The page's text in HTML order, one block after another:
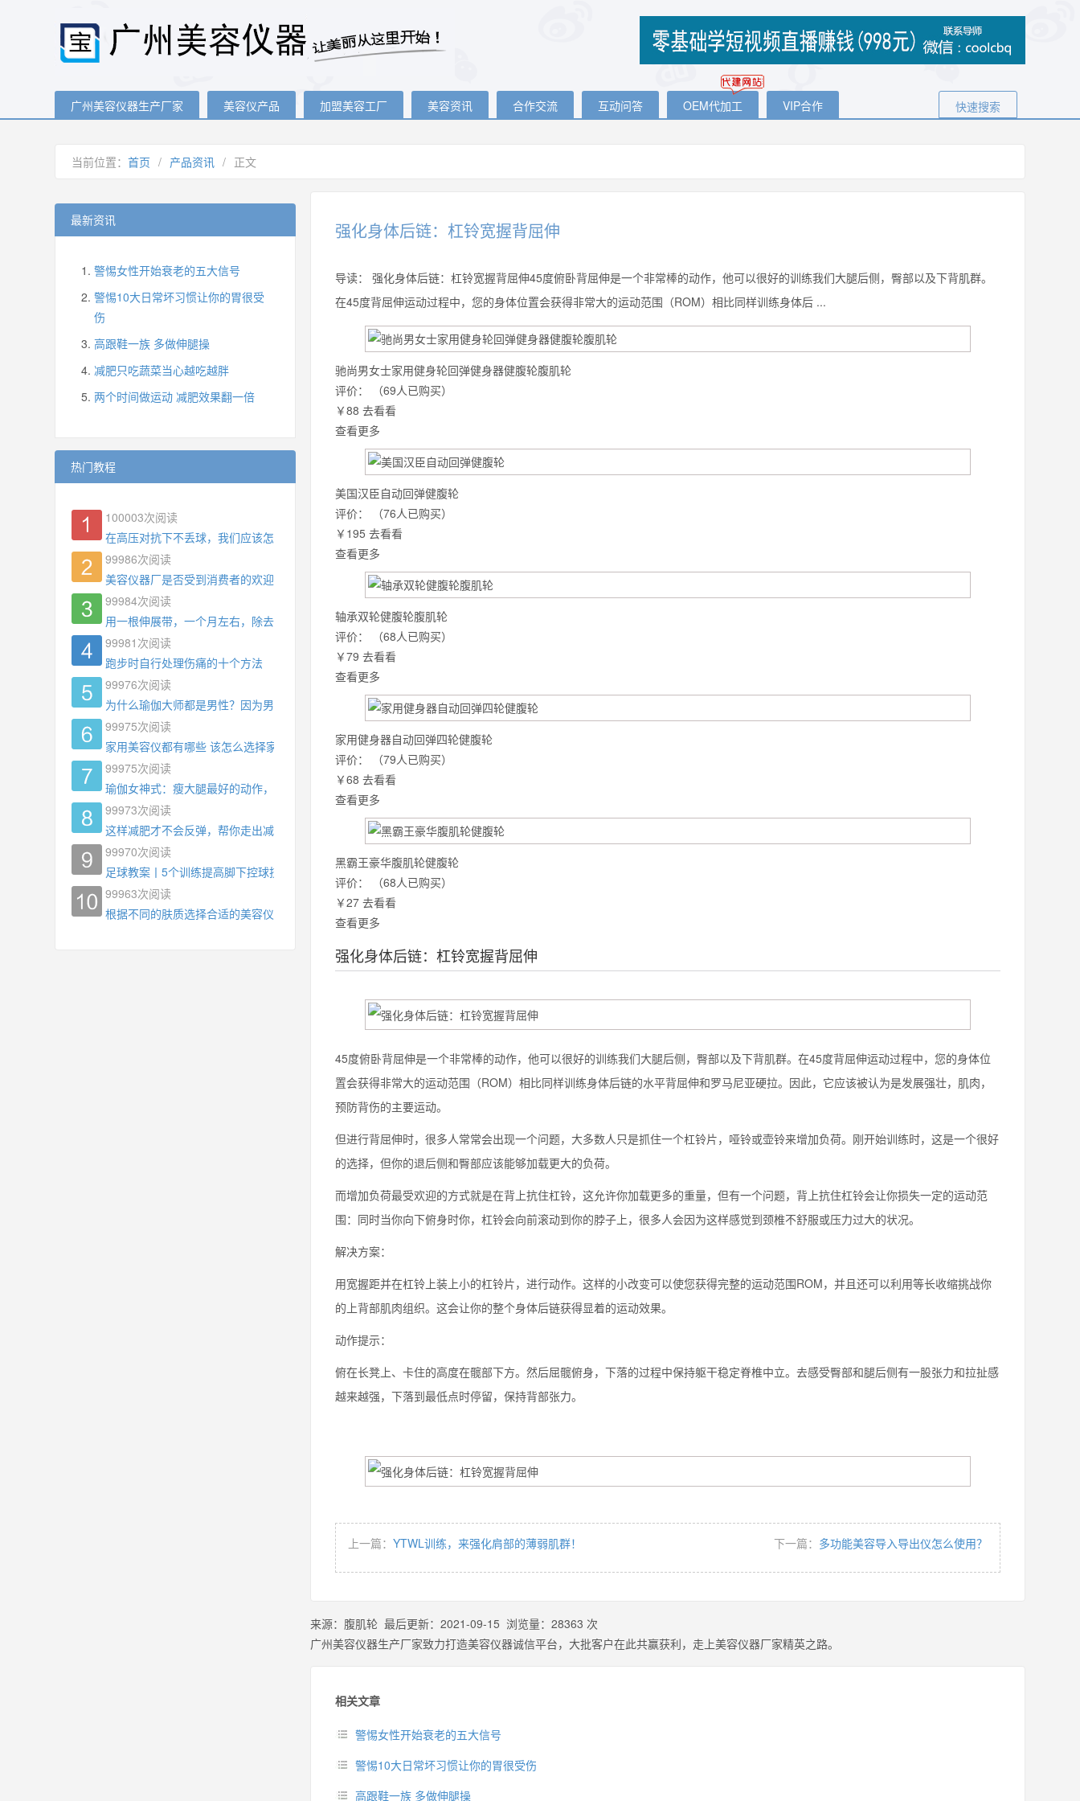
广州美容仪器生产厂家 美容仪产品 加盟美容工厂 美容资讯 合作交流 互动问答 OEM代加工 VIP合作 快速搜索
当前位置： 首页 / 产品资讯 / 正文
强化身体后链：杠铃宽握背屈伸
导读：
强化身体后链：杠铃宽握背屈伸45度俯卧背屈伸是一个非常棒的动作，他可以很好的训练我们大腿后侧，臀部以及下背肌群。
在45度背屈伸运动过程中，您的身体位置会获得非常大的运动范围（ROM）相比同样训练身体后 ...
驰尚男女士家用健身轮回弹健身器健腹轮腹肌轮
评价：
（69人已购买）
￥88 去看看
查看更多
美国汉臣自动回弹健腹轮
评价：
（76人已购买）
￥195 去看看
查看更多
轴承双轮健腹轮腹肌轮
评价：
（68人已购买）
￥79 去看看
查看更多
家用健身器自动回弹四轮健腹轮
评价：
（79人已购买）
￥68 去看看
查看更多
黑霸王豪华腹肌轮健腹轮
评价：
（68人已购买）
￥27 去看看
查看更多
强化身体后链：杠铃宽握背屈伸
45度俯卧背屈伸是一个非常棒的动作，他可以很好的训练我们大腿后侧，臀部以及下背肌群。在45度背屈伸运动过程中，您的身体位
置会获得非常大的运动范围（ROM）相比同样训练身体后链的水平背屈伸和罗马尼亚硬拉。因此，它应该被认为是发展强壮，肌肉，
预防背伤的主要运动。
但进行背屈伸时，很多人常常会出现一个问题，大多数人只是抓住一个杠铃片，哑铃或壶铃来增加负荷。刚开始训练时，这是一个很好
的选择，但你的退后侧和臀部应该能够加载更大的负荷。
而增加负荷最受欢迎的方式就是在背上抗住杠铃，这允许你加载更多的重量，但有一个问题，背上抗住杠铃会让你损失一定的运动范
围：同时当你向下俯身时你，杠铃会向前滚动到你的脖子上，很多人会因为这样感觉到颈椎不舒服或压力过大的状况。
解决方案：
用宽握距并在杠铃上装上小的杠铃片，进行动作。这样的小改变可以使您获得完整的运动范围ROM，并且还可以利用等长收缩挑战你
的上背部肌肉组织。这会让你的整个身体后链获得显着的运动效果。
动作提示：
俯在长凳上、卡住的高度在髋部下方。然后屈髋俯身，下落的过程中保持躯干稳定脊椎中立。去感受臀部和腿后侧有一股张力和拉扯感
越来越强，下落到最低点时停留，保持背部张力。
上一篇： YTWL训练，来强化肩部的薄弱肌群！ 下一篇： 多功能美容导入导出仪怎么使用？
来源： 腹肌轮 最后更新： 2021-09-15 浏览量： 28363 次
广州美容仪器生产厂家致力打造美容仪器诚信平台，大批客户在此共赢获利，走上美容仪器厂家精英之路。
相关文章
警惕女性开始衰老的五大信号
警惕10大日常坏习惯让你的胃很受伤
高跟鞋一族 多做伸腿操
最新资讯
警惕女性开始衰老的五大信号
警惕10大日常坏习惯让你的胃很受
伤
高跟鞋一族 多做伸腿操
减肥只吃蔬菜当心越吃越胖
两个时间做运动 减肥效果翻一倍
热门教程
100003次阅读
在高压对抗下不丢球，我们应该怎么练?
99986次阅读
美容仪器厂是否受到消费者的欢迎
99984次阅读
用一根伸展带，一个月左右，除去了手臂拜拜肉，背也变薄了
99981 次阅读
跑步时自行处理伤痛的十个方法
99976次阅读
为什么瑜伽大师都是男性？因为男权，让女性失去同等的机会
99975次阅读
家用美容仪都有哪些 该怎么选择家用美容仪
99975次阅读
瑜伽女神式：瘦大腿最好的动作，没有之一，为什么你练了没效果？
99973次阅读
这样减肥才不会反弹，帮你走出减肥瓶颈
99970次阅读
足球教案丨5个训练提高脚下控球技术
99963次阅读
根据不同的肤质选择合适的美容仪器